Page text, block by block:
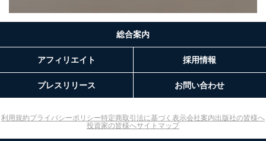
き。
上記２．の利用目的を実施するために守秘義務を結ん
託・提供する場合、その業務に必要な範囲で委託・提
供先企業に個人情報を開示することがあります。
が、これらに限りません。
委託先：カスタマーサポート支援会社 、クレジッ
告配信サービス会社
総合案内
アフィリエイト 採用情報
プレスリリース お問い合わせ
利用規約プライバシーポリシー特定商取引法に基づく表示会社案内出版社の皆様へ
投資家の皆様へサイトマップ